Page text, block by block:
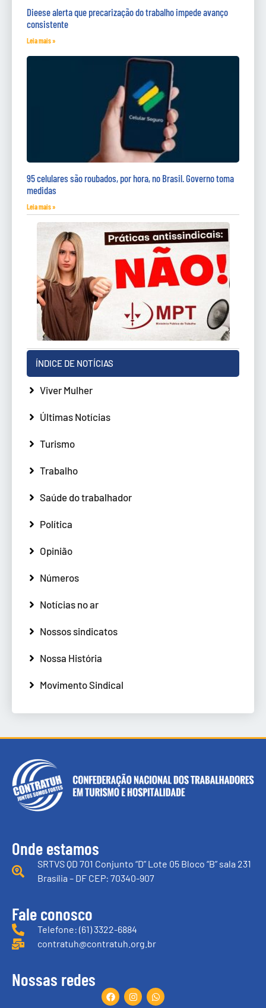
Dieese alerta que precarização do trabalho impede avanço
consistente
Leia mais »
95 celulares são roubados, por hora, no Brasil. Governo toma
medidas
Leia mais »
ÍNDICE DE NOTÍCIAS
Viver Mulher
Últimas Notícias
Turismo
Trabalho
Saúde do trabalhador
Política
Opinião
Números
Notícias no ar
Nossos sindicatos
Nossa História
Movimento Sindical
Onde estamos
SRTVS QD 701 Conjunto “D” Lote 05 Bloco “B” sala 231
Brasília – DF CEP: 70340-907
Fale conosco
Telefone: (61) 3322-6884
contratuh@contratuh.org.br
Nossas redes